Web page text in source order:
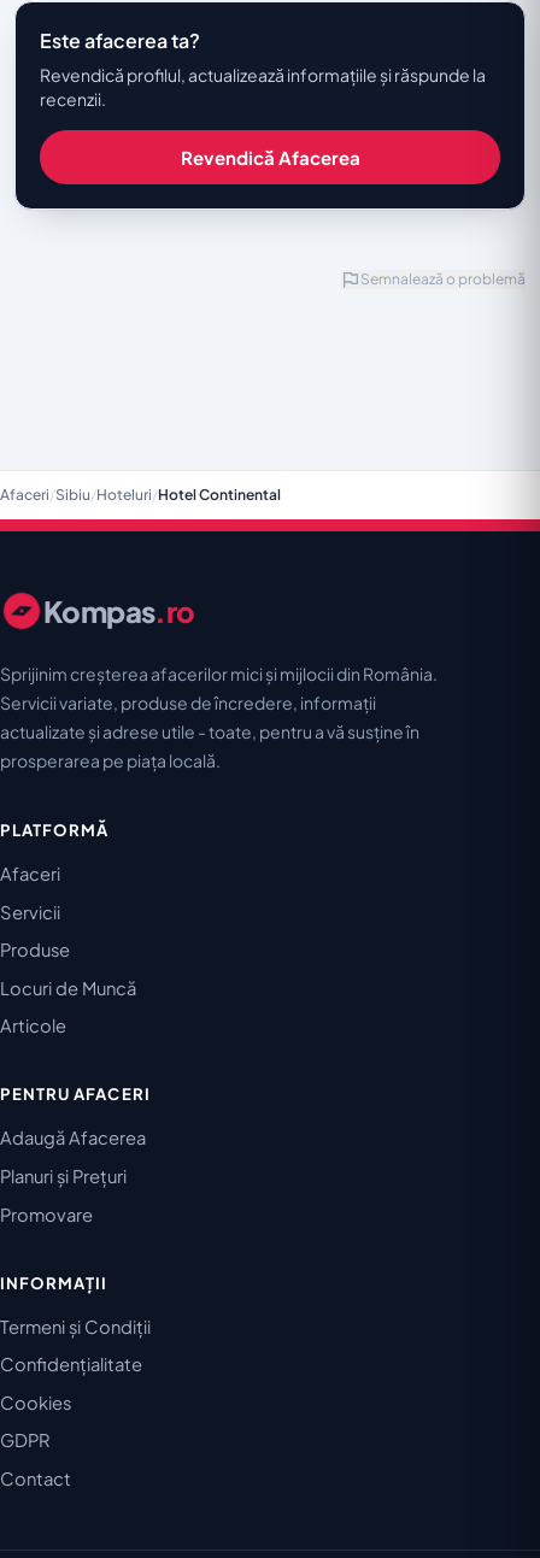
Este afacerea ta?
Revendică profilul, actualizează informațiile și răspunde la
recenzii.
Revendică Afacerea
Semnalează o problemă
Afaceri/Sibiu/Hoteluri/Hotel Continental
Kompas.ro
Sprijinim creșterea afacerilor mici și mijlocii din România.
Servicii variate, produse de încredere, informații
actualizate și adrese utile - toate, pentru a vă susține în
prosperarea pe piața locală.
PLATFORMĂ
Afaceri
Servicii
Produse
Locuri de Muncă
Articole
PENTRU AFACERI
Adaugă Afacerea
Planuri și Prețuri
Promovare
INFORMAȚII
Termeni și Condiții
Confidențialitate
Cookies
GDPR
Contact